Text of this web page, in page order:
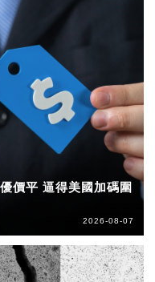
價平 逼得美國加碼圍
2026-08-07